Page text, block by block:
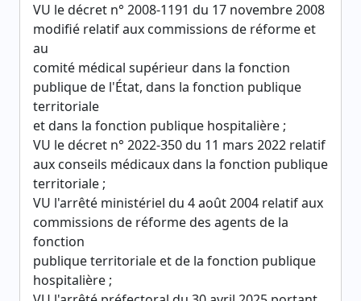
VU le décret n° 2008-1191 du 17 novembre 2008
modifié relatif aux commissions de réforme et
au
comité médical supérieur dans la fonction
publique de l'État, dans la fonction publique
territoriale
et dans la fonction publique hospitalière ;
VU le décret n° 2022-350 du 11 mars 2022 relatif
aux conseils médicaux dans la fonction publique
territoriale ;
VU l'arrêté ministériel du 4 août 2004 relatif aux
commissions de réforme des agents de la
fonction
publique territoriale et de la fonction publique
hospitalière ;